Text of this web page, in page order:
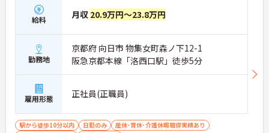
給料 月収 20.9万円～23.8万円
勤務地
京都府 向日市 物集女町森ノ下12-1
阪急京都本線「洛西口駅」徒歩5分
雇用形態 正社員(正職員)
駅から徒歩10分以内 日勤のみ
産休･育休･介護休暇取得実績あり